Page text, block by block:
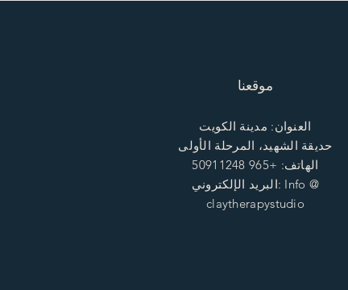
موقعنا
العنوان: مدينة الكويت
حديقة الشهيد، المرحلة الأولى
الهاتف: +965 50911248
البريد الإلكتروني: Info @
claytherapystudio